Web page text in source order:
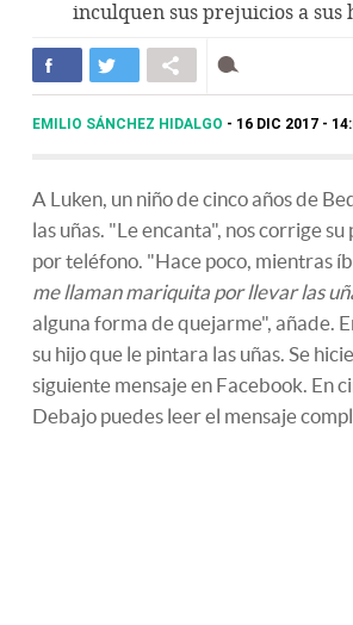
inculquen sus prejuicios a sus
EMILIO SÁNCHEZ HIDALGO 16 DIC 2017 -
A Luken, un niño de cinco años de
las uñas. "Le encanta", nos corrige
por teléfono. "Hace poco, mientras
me llaman mariquita por llevar las
alguna forma de quejarme", añade.
su hijo que le pintara las uñas. Se
siguiente mensaje en Facebook. En
Debajo puedes leer el mensaje